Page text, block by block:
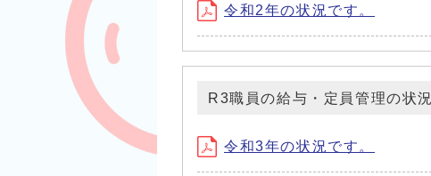
令和2年の状況です。
R3職員の給与・定員管理の状況
令和3年の状況です。